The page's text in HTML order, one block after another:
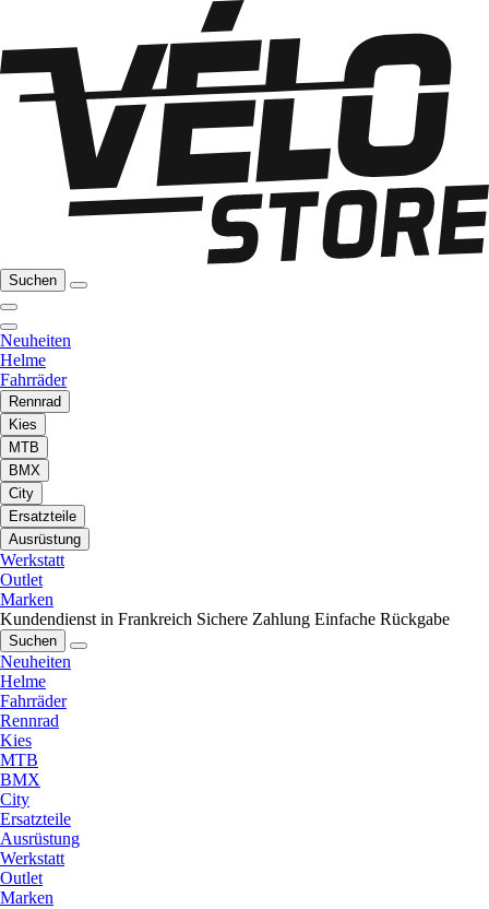
Suchen
Neuheiten
Helme
Fahrräder
Rennrad
Kies
MTB
BMX
City
Ersatzteile
Ausrüstung
Werkstatt
Outlet
Marken
Kundendienst in Frankreich Sichere Zahlung Einfache Rückgabe
Suchen
Neuheiten
Helme
Fahrräder
Rennrad
Kies
MTB
BMX
City
Ersatzteile
Ausrüstung
Werkstatt
Outlet
Marken